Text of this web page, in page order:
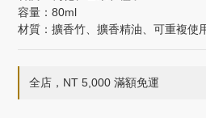
容量：80ml
材質：擴香竹、擴香精油、可重複使
全店，NT 5,000 滿額免運